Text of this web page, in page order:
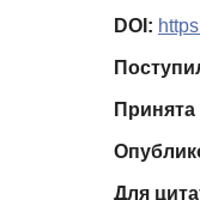
DOI:
Принята
Для